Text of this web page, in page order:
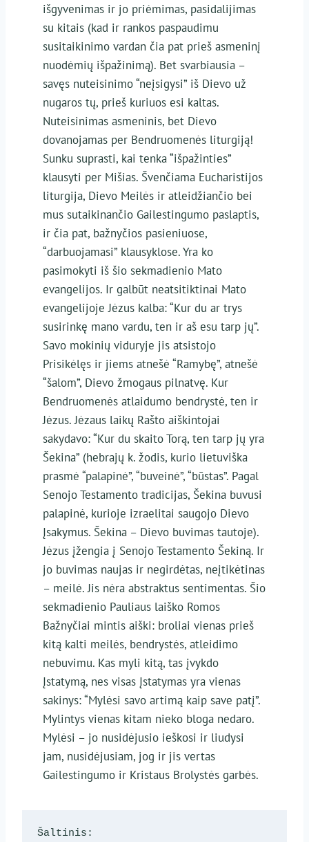
išgyvenimas ir jo priėmimas, pasidalijimas
su kitais (kad ir rankos paspaudimu
susitaikinimo vardan čia pat prieš asmeninį
nuodėmių išpažinimą). Bet svarbiausia –
savęs nuteisinimo “neįsigysi” iš Dievo už
nugaros tų, prieš kuriuos esi kaltas.
Nuteisinimas asmeninis, bet Dievo
dovanojamas per Bendruomenės liturgiją!
Sunku suprasti, kai tenka “išpažinties”
klausyti per Mišias. Švenčiama Eucharistijos
liturgija, Dievo Meilės ir atleidžiančio bei
mus sutaikinančio Gailestingumo paslaptis,
ir čia pat, bažnyčios pasieniuose,
“darbuojamasi” klausyklose. Yra ko
pasimokyti iš šio sekmadienio Mato
evangelijos. Ir galbūt neatsitiktinai Mato
evangelijoje Jėzus kalba: “Kur du ar trys
susirinkę mano vardu, ten ir aš esu tarp jų”.
Savo mokinių viduryje jis atsistojo
Prisikėlęs ir jiems atnešė “Ramybę”, atnešė
“šalom”, Dievo žmogaus pilnatvę. Kur
Bendruomenės atlaidumo bendrystė, ten ir
Jėzus. Jėzaus laikų Rašto aiškintojai
sakydavo: “Kur du skaito Torą, ten tarp jų yra
Šekina” (hebrajų k. žodis, kurio lietuviška
prasmė “palapinė”, “buveinė”, “būstas”. Pagal
Senojo Testamento tradicijas, Šekina buvusi
palapinė, kurioje izraelitai saugojo Dievo
Įsakymus. Šekina – Dievo buvimas tautoje).
Jėzus įžengia į Senojo Testamento Šekiną. Ir
jo buvimas naujas ir negirdėtas, neįtikėtinas
– meilė. Jis nėra abstraktus sentimentas. Šio
sekmadienio Pauliaus laiško Romos
Bažnyčiai mintis aiški: broliai vienas prieš
kitą kalti meilės, bendrystės, atleidimo
nebuvimu. Kas myli kitą, tas įvykdo
Įstatymą, nes visas Įstatymas yra vienas
sakinys: “Mylėsi savo artimą kaip save patį”.
Mylintys vienas kitam nieko bloga nedaro.
Mylėsi – jo nusidėjusio ieškosi ir liudysi
jam, nusidėjusiam, jog ir jis vertas
Gailestingumo ir Kristaus Brolystės garbės.